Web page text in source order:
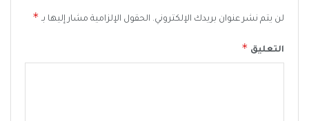
لن يتم نشر عنوان بريدك الإلكتروني. الحقول الإلزامية مشار إليها بـ *
التعليق *